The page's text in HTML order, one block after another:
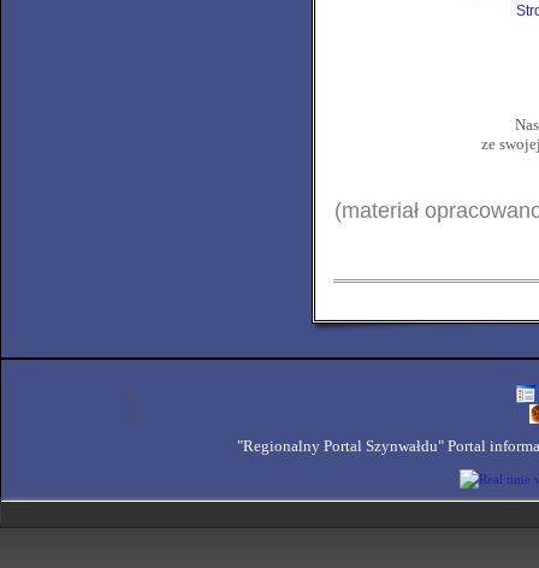
ze
(materiał
"Regionalny Portal Szynwałdu" Portal